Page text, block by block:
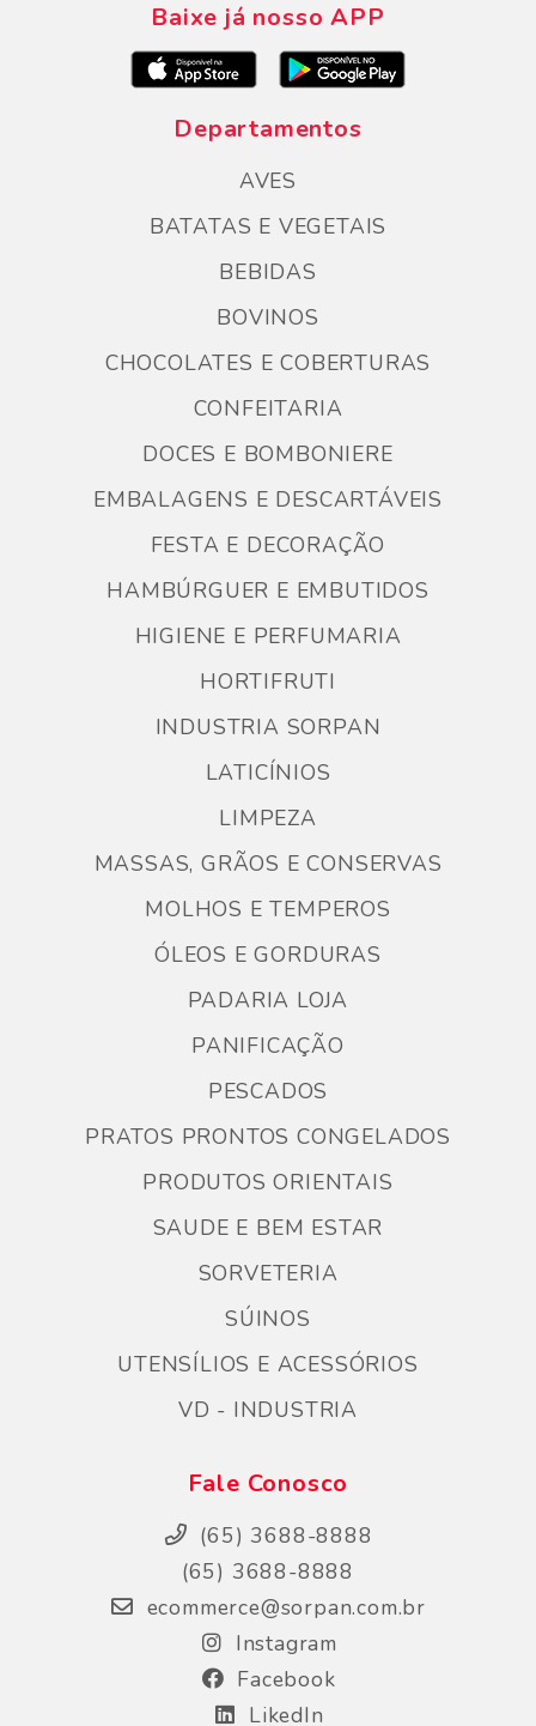
Baixe já nosso APP
Departamentos
AVES
BATATAS E VEGETAIS
BEBIDAS
BOVINOS
CHOCOLATES E COBERTURAS
CONFEITARIA
DOCES E BOMBONIERE
EMBALAGENS E DESCARTÁVEIS
FESTA E DECORAÇÃO
HAMBÚRGUER E EMBUTIDOS
HIGIENE E PERFUMARIA
HORTIFRUTI
INDUSTRIA SORPAN
LATICÍNIOS
LIMPEZA
MASSAS, GRÃOS E CONSERVAS
MOLHOS E TEMPEROS
ÓLEOS E GORDURAS
PADARIA LOJA
PANIFICAÇÃO
PESCADOS
PRATOS PRONTOS CONGELADOS
PRODUTOS ORIENTAIS
SAUDE E BEM ESTAR
SORVETERIA
SÚINOS
UTENSÍLIOS E ACESSÓRIOS
VD - INDUSTRIA
Fale Conosco
(65) 3688-8888
(65) 3688-8888
ecommerce@sorpan.com.br
Instagram
Facebook
LikedIn